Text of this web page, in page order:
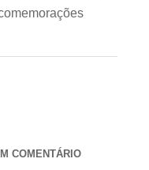
COMENTÁRIO